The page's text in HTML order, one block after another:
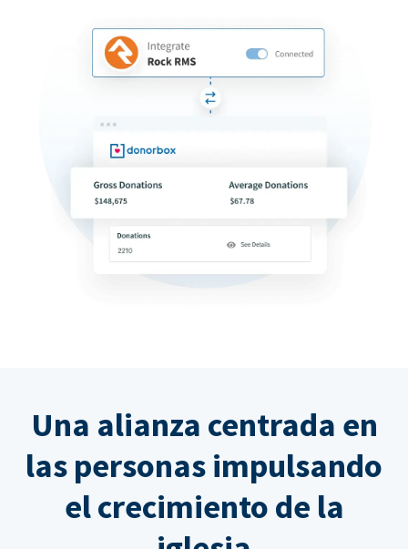
Una alianza centrada en
las personas impulsando
el crecimiento de la